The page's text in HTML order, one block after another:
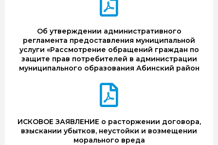
Об утверждении административного
регламента предоставления муниципальной
услуги «Рассмотрение обращений граждан по
защите прав потребителей в администрации
муниципального образования Абинский район
ИСКОВОЕ ЗАЯВЛЕНИЕ о расторжении договора,
взыскании убытков, неустойки и возмещении
морального вреда